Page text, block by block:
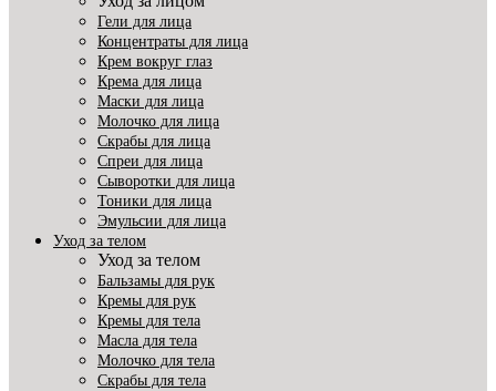
Гели для лица
Концентраты для лица
Крем вокруг глаз
Крема для лица
Маски для лица
Молочко для лица
Скрабы для лица
Спреи для лица
Сыворотки для лица
Тоники для лица
Эмульсии для лица
Уход за телом
Уход за телом
Бальзамы для рук
Кремы для рук
Кремы для тела
Масла для тела
Молочко для тела
Скрабы для тела